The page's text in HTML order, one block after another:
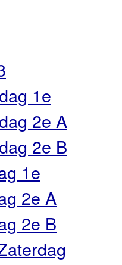
1e
2e A
2e B
1e
2e A
2e B